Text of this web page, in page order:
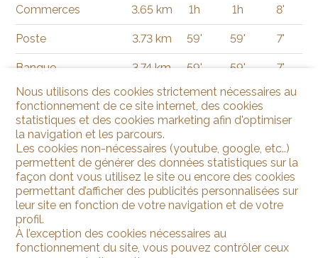
Commerces 3.65 km 1h 1h 8'
Poste 3.73 km 59' 59' 7'
Banque 3.74 km 59' 59'
7'
Nous utilisons des cookies strictement nécessaires au
fonctionnement de ce site internet, des cookies
statistiques et des cookies marketing afin d'optimiser
la navigation et les parcours.
Les cookies non-nécessaires (youtube, google, etc..)
permettent de générer des données statistiques sur la
façon dont vous utilisez le site ou encore des cookies
permettant d’afficher des publicités personnalisées sur
leur site en fonction de votre navigation et de votre
profil.
À l’exception des cookies nécessaires au
fonctionnement du site, vous pouvez contrôler ceux